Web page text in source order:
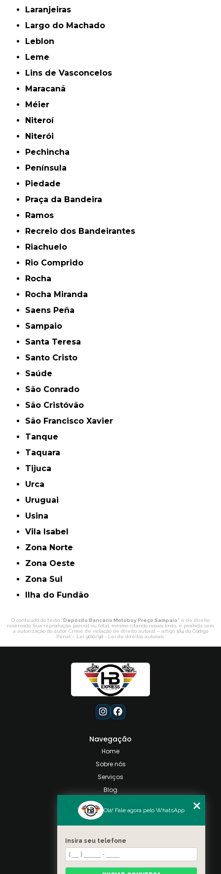
Laranjeiras
Largo do Machado
Leblon
Leme
Lins de Vasconcelos
Maracanã
Méier
Niteroí
Niterói
Pechincha
Península
Piedade
Praça da Bandeira
Ramos
Recreio dos Bandeirantes
Riachuelo
Rio Comprido
Rocha
Rocha Miranda
Saens Peña
Sampaio
Santa Teresa
Santo Cristo
Saúde
São Conrado
São Cristóvão
São Francisco Xavier
Tanque
Taquara
Tijuca
Urca
Uruguai
Usina
Vila Isabel
Zona Norte
Zona Oeste
Zona Sul
ilha do Fundão
O conteúdo do texto "Depósito Bancário Motoboy Preço Sampaio" é de direito
reservado. Sua reprodução, parcial ou total, mesmo citando nossos links, é proibida sem
a autorização do autor. Crime de violação de direito autoral – artigo 184 do Código
Penal – Lei 9610/98 - Lei de direitos autorais.
Navegação
Home
Sobre nós
Serviços
Blog
Categorias
Mapa do site
Contato
Taquara, Rio de Janeiro
Olá! Fale agora pelo WhatsApp
Insira seu telefone